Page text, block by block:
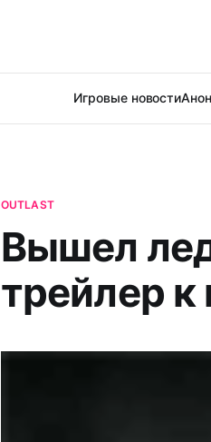
Игровые новости
OUTLAST
Вышел
трейлер к